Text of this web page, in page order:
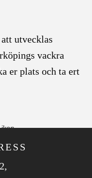
utvecklas
vackra
er plats och ta ert